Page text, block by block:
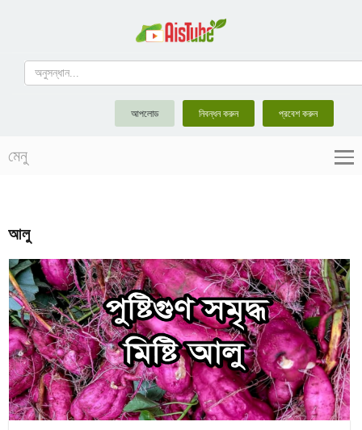
আপলোড নিবন্ধন করুন প্রবেশ করুন
মেনু
আলু